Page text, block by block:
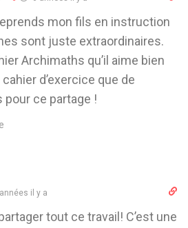
mon fils en instruction
sont juste extraordinaires.
Archimaths qu’il aime bien
d’exercice que de
pour ce partage !
il y a
tout ce travail! C’est une